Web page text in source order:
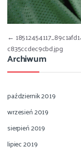
Nawigacja
←
c835ccdec9cbd.jpg
Archiwum
październik 2019
wrzesień 2019
sierpień 2019
lipiec 2019